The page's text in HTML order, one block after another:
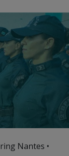
Nantes •